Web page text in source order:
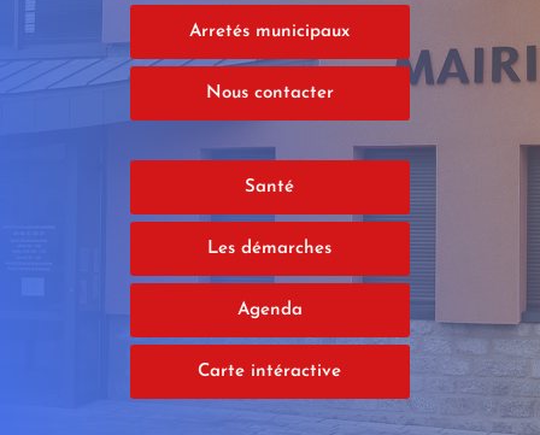
Arretés municipaux
Nous contacter
Santé
Les démarches
Agenda
Carte intéractive